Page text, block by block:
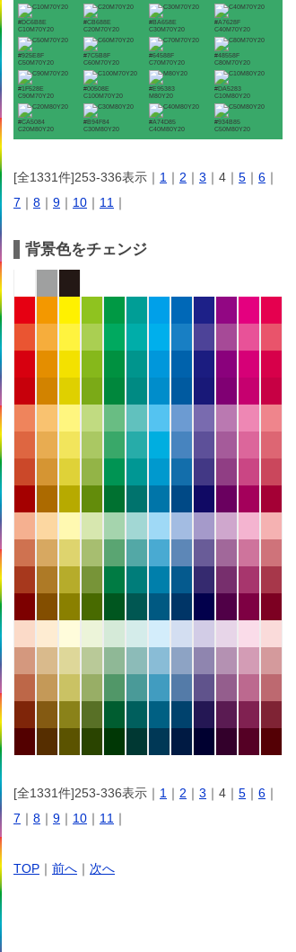
#DC6B8E
C10M70Y20
#CB688E
C20M70Y20
#BA658E
C30M70Y20
#A7628F
C40M70Y20
#925E8F
C50M70Y20
#7C5B8F
C60M70Y20
#64588F
C70M70Y20
#48558F
C80M70Y20
#1F528E
C90M70Y20
#00508E
C100M70Y20
#E95383
M80Y20
#DA5283
C10M80Y20
#CA5084
C20M80Y20
#B94F84
C30M80Y20
#A74D85
C40M80Y20
#934B85
C50M80Y20
[全1331件]253-336表示｜ 1 ｜ 2 ｜ 3 ｜4｜ 5 ｜ 6 ｜
7 ｜ 8 ｜ 9 ｜ 10 ｜ 11 ｜
背景色をチェンジ
[全1331件]253-336表示｜ 1 ｜ 2 ｜ 3 ｜4｜ 5 ｜ 6 ｜
7 ｜ 8 ｜ 9 ｜ 10 ｜ 11 ｜
TOP ｜ 前へ ｜ 次へ